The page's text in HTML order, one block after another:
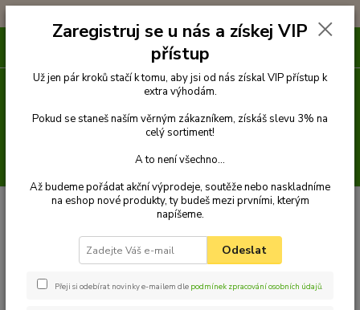
Venčení Obojky Obojky z kůže hlazenice zdobené
Obojek z
Palkar zdobený obojek z kůže hlazenice pro
Palkar zdobený obojek z kůže
hlazenice pro psy 75 cm x 30 mm
Zaregistruj se u nás a získej VIP
přístup
Už jen pár kroků stačí k tomu, aby jsi od nás získal VIP přístup k
extra výhodám.
Pokud se staneš naším věrným zákazníkem, získáš slevu 3% na
celý sortiment!
A to není všechno...
Až budeme pořádat akční výprodeje, soutěže nebo naskladníme
na eshop nové produkty, ty budeš mezi prvními, kterým
napíšeme.
Odeslat
Přeji si odebírat novinky e-mailem dle podmínek zpracování osobních údajů.